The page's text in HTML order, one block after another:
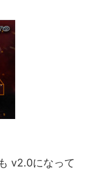
v2.0になって